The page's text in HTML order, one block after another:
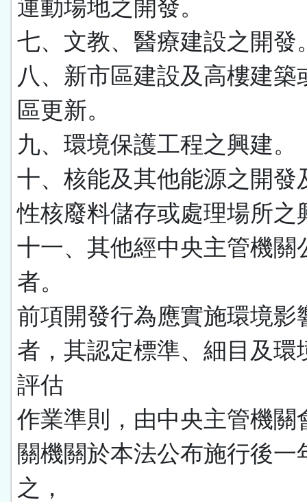
運動場地之開發。
七、文教、醫療建設之開發
八、新市區建設及高樓建築
區更新。
九、環境保護工程之興建。
十、核能及其他能源之開發
性核廢料儲存或處理場所之
十一、其他經中央主管機關
者。
前項開發行為應實施環境影
者，其認定標準、細目及環
評估
作業準則，由中央主管機關
關機關於本法公布施行後一
之，